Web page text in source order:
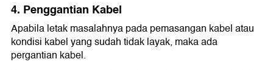
4. Penggantian Kabel
Apabila letak masalahnya pada pemasangan kabel atau
kondisi kabel yang sudah tidak layak, maka ada
pergantian kabel.